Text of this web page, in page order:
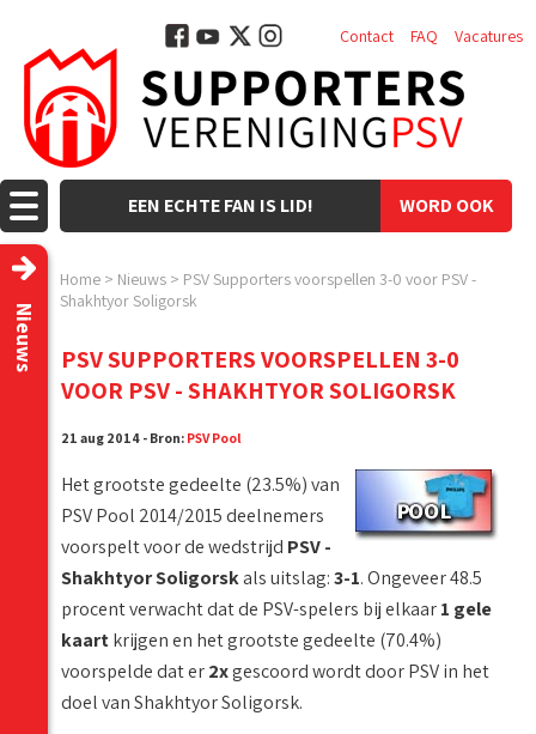
WORD OOK
EEN ECHTE FAN IS LID!
Contact FAQ Vacatures
Home > Nieuws > PSV Supporters voorspellen 3-0 voor PSV -
Shakhtyor Soligorsk
Nieuws
PSV SUPPORTERS VOORSPELLEN 3-0
VOOR PSV - SHAKHTYOR SOLIGORSK
21 aug 2014 - Bron: PSV Pool
Het grootste gedeelte (23.5%) van
PSV Pool 2014/2015 deelnemers
voorspelt voor de wedstrijd PSV -
Shakhtyor Soligorskals uitslag:3-1. Ongeveer 48.5
procent verwacht dat de PSV-spelers bij elkaar1 gele
kaartkrijgen en het grootste gedeelte (70.4%)
voorspelde dat er2xgescoord wordt door PSV in het
doel van Shakhtyor Soligorsk.